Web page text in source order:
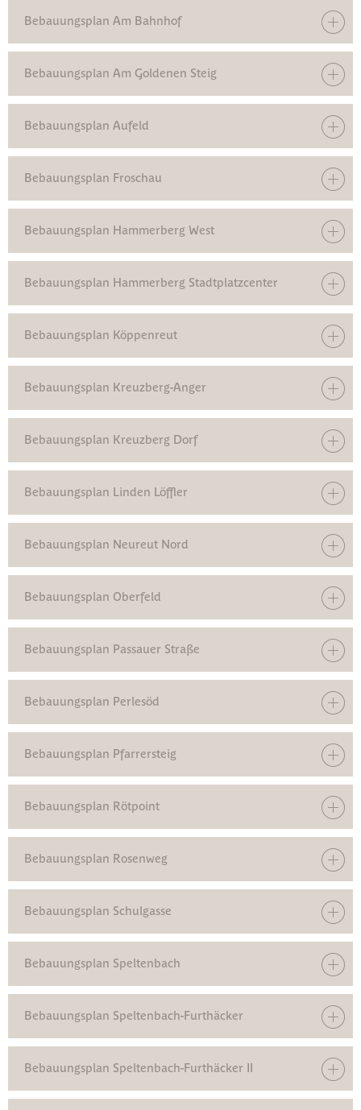
Bebauungsplan Am Bahnhof
Bebauungsplan Am Goldenen Steig
Bebauungsplan Aufeld
Bebauungsplan Froschau
Bebauungsplan Hammerberg West
Bebauungsplan Hammerberg Stadtplatzcenter
Bebauungsplan Köppenreut
Bebauungsplan Kreuzberg-Anger
Bebauungsplan Kreuzberg Dorf
Bebauungsplan Linden Löffler
Bebauungsplan Neureut Nord
Bebauungsplan Oberfeld
Bebauungsplan Passauer Straße
Bebauungsplan Perlesöd
Bebauungsplan Pfarrersteig
Bebauungsplan Rötpoint
Bebauungsplan Rosenweg
Bebauungsplan Schulgasse
Bebauungsplan Speltenbach
Bebauungsplan Speltenbach-Furthäcker
Bebauungsplan Speltenbach-Furthäcker II